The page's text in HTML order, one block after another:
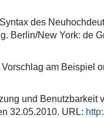
des
Berlin/New York: de
am Beispiel
und Benutzbarkeit
32.05.2010. URL: